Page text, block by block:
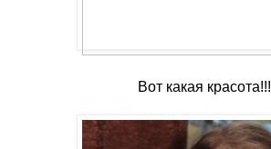
Вот какая красота!!!